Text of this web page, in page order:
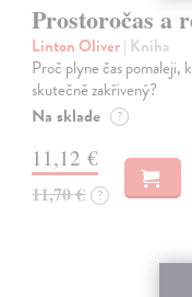
Prostoročas a
Linton Oliver| Kniha
Proč plyne čas pomaleji,
skutečně zakřivený?
Na sklade ?
11,12 €
11,70 € ?